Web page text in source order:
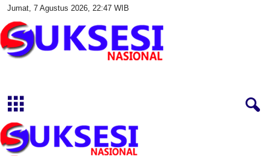
Jumat, 7 Agustus 2026, 22:47 WIB
s
i